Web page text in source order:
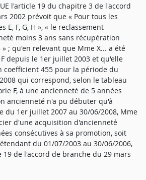
l'article 19 du chapitre 3 de l'accord
2002 prévoit que « Pour tous les
E, F, G, H », « le reclassement
moins 3 ans sans récupération
; qu'en relevant que Mme X... a été
depuis le 1er juillet 2003 et qu'elle
coefficient 455 pour la période du
qui correspond, selon le tableau
F, à une ancienneté de 5 années
ancienneté n'a pu débuter qu'à
du 1er juillet 2007 au 30/06/2008, Mme
d'une acquisition d'ancienneté
consécutives à sa promotion, soit
du 01/07/2003 au 30/06/2006,
19 de l'accord de branche du 29 mars